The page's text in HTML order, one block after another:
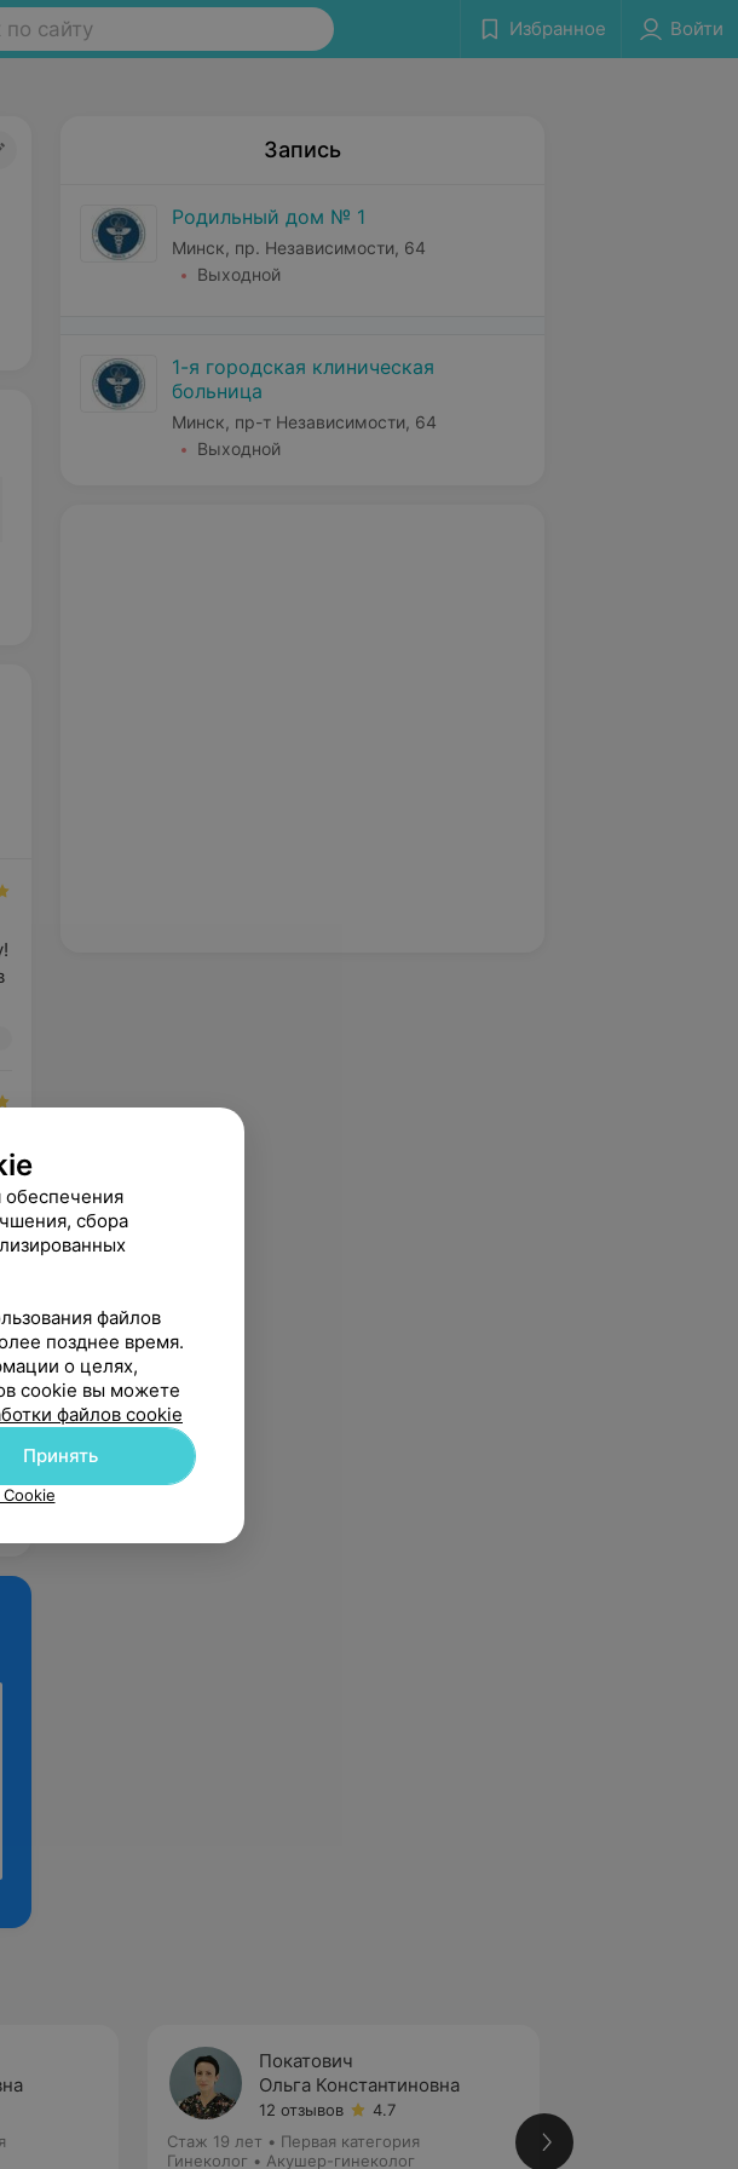
по сайту Избранное Войти
Запись
Родильный дом № 1
Минск, пр. Независимости, 64
Выходной
1-я городская клиническая
больница
Минск, пр-т Независимости, 64
Выходной
Покатович
Ольга Константиновна
12 отзывов
4.7
Стаж 19 лет • Первая категория
Гинеколог • Акушер-гинеколог
обеспечения
сбора
файлов
позднее время.
о целях,
cookie вы можете
файлов cookie
Принять